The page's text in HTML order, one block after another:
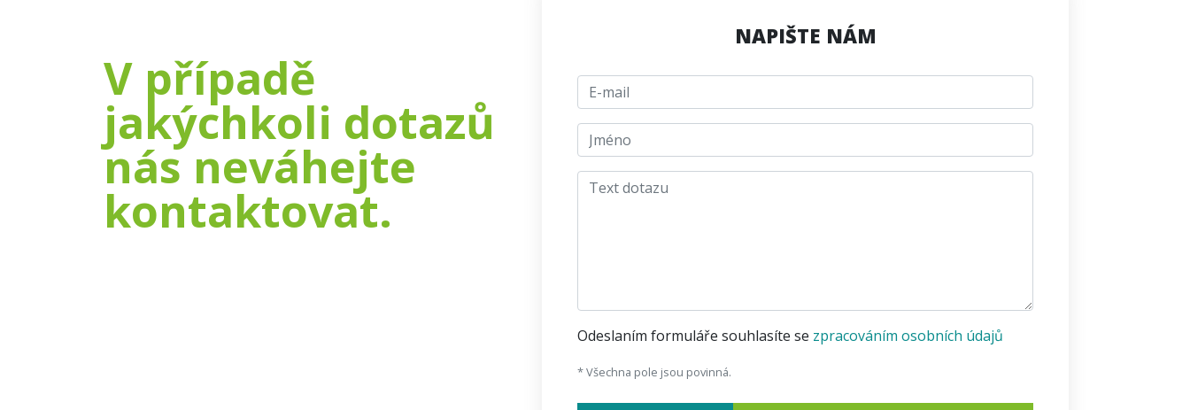
V případě
jakýchkoli dotazů
nás neváhejte
kontaktovat.
NAPIŠTE NÁM
E-mail
jmeno
Text dotazu
Odeslaním formuláře souhlasíte se zpracováním osobních údajů
* Všechna pole jsou povinná.